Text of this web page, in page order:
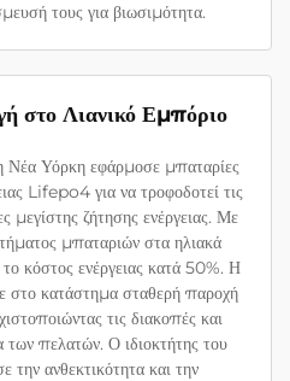
τους για βιωσιμότητα.
στο Λιανικό Εμπόριο
Νέα Υόρκη εφάρμοσε μπαταρίες
Lifepo4 για να τροφοδοτεί τις
μεγίστης ζήτησης ενέργειας. Με
μπαταριών στα ηλιακά
κόστος ενέργειας κατά 50%. Η
στο κατάστημα σταθερή παροχή
τις διακοπές και
των πελατών. Ο ιδιοκτήτης του
την ανθεκτικότητα και την